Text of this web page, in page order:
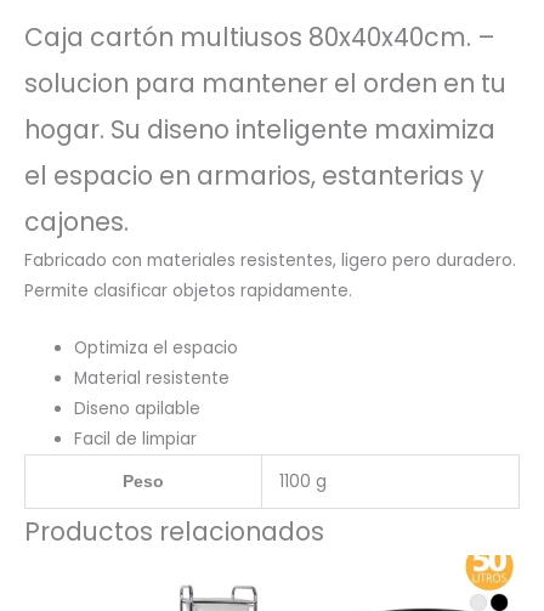
Caja cartón multiusos 80x40x40cm. –
solucion para mantener el orden en tu
hogar. Su diseno inteligente maximiza
el espacio en armarios, estanterias y
cajones.
Fabricado con materiales resistentes, ligero pero duradero.
Permite clasificar objetos rapidamente.
Optimiza el espacio
Material resistente
Diseno apilable
Facil de limpiar
Peso 1100 g
Productos relacionados